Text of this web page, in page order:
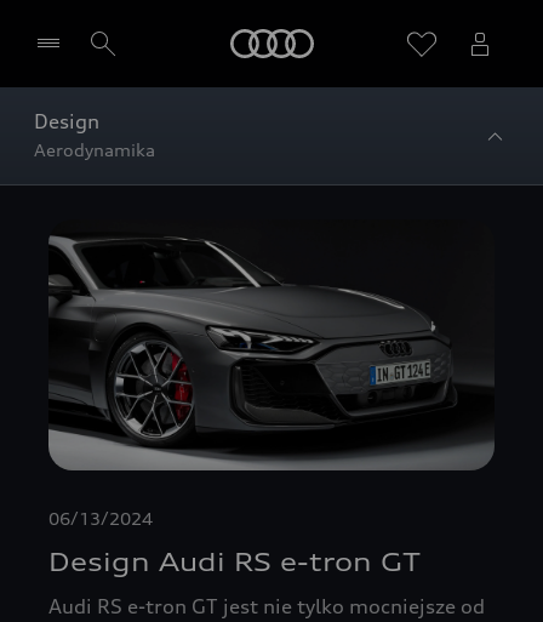
Wybierz Twojego Partnera Audi
Design
Aerodynamika
06/13/2024
Design Audi RS e-tron GT
Audi RS e-tron GT jest nie tylko mocniejsze od